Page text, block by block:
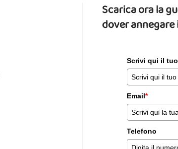
Scarica ora la
dover
Scrivi qui il
Email*
Telefono